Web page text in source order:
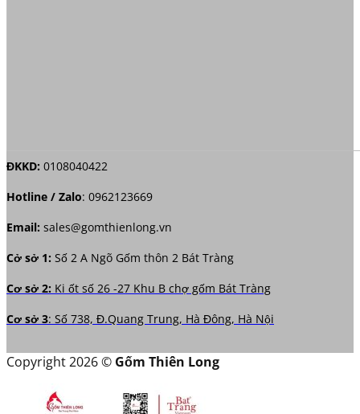
ĐKKD: 0108040422
Hotline / Zalo: 0962123669
Email: sales@gomthienlong.vn
Cở sở 1: Số 2 A Ngõ Gốm thôn 2 Bát Tràng
Cơ sở 2: Ki ốt số 26 -27 Khu B chợ gốm Bát Tràng
Cơ sở 3: Số 738, Đ.Quang Trung, Hà Đông, Hà Nội
Copyright 2026 © Gốm Thiên Long